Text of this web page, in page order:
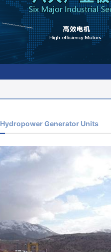
Hydropower Generator Units